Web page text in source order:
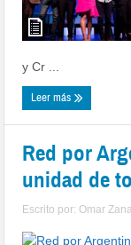
y Cr ...
Leer más
Red por
unidad de
Escrito por:Omar